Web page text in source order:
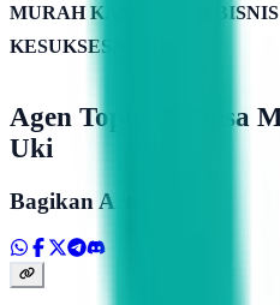
MURAH KAMIMITRA
KESUKSESAN
Agen Topindo Pulsa
Uki
Bagikan Artikel